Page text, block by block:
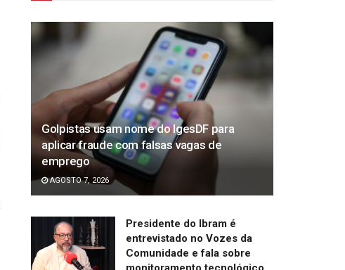
Golpistas usam nome do IgesDF para
aplicar fraude com falsas vagas de
emprego
AGOSTO 7, 2026
Presidente do Ibram é
entrevistado no Vozes da
Comunidade e fala sobre